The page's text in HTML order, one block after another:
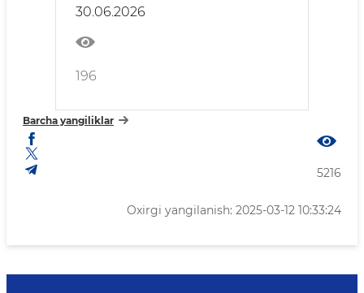
30.06.2026
196
Barcha yangiliklar
5216
Oxirgi yangilanish: 2025-03-12 10:33:24